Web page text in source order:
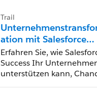
Trail
ation mit Salesforce
Customer Success
Erfahren Sie, wie
Success Ihr
unterstützen kann,
vierten industriellen